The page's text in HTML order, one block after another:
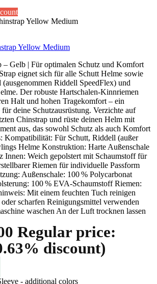
Yellow Medium
– Gelb | Für optimalen Schutz und Komfort
eignet sich für alle Schutt Helme sowie
Riddell SpeedFlex) und
Der robuste Hartschalen-Kinnriemen
Halt und hohen Tragekomfort – ein
für deine Schutzausrüstung. Verzichte auf
Chinstrap und rüste deinen Helm mit
aus, das sowohl Schutz als auch Komfort
Kompatibilität: Für Schutt, Riddell (außer
Helme Konstruktion: Harte Außenschale
Innen: Weich gepolstert mit Schaumstoff für
Riemen für individuelle Passform
Außenschale: 100 % Polycarbonat
100 % EVA-Schaumstoff Riemen:
Mit einem feuchten Tuch reinigen
scharfen Reinigungsmittel verwenden
waschen An der Luft trocknen lassen
Regular price:
discount)